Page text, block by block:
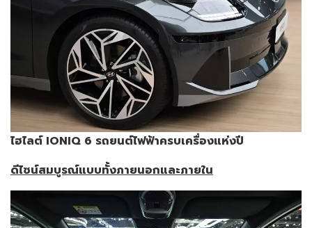
ไฮไลต์ IONIQ 6 รถยนต์ไฟฟ้าครบเครื่องแห่งปี
ดีไซน์สมบูรณ์แบบทั้งภายนอกและภายใน